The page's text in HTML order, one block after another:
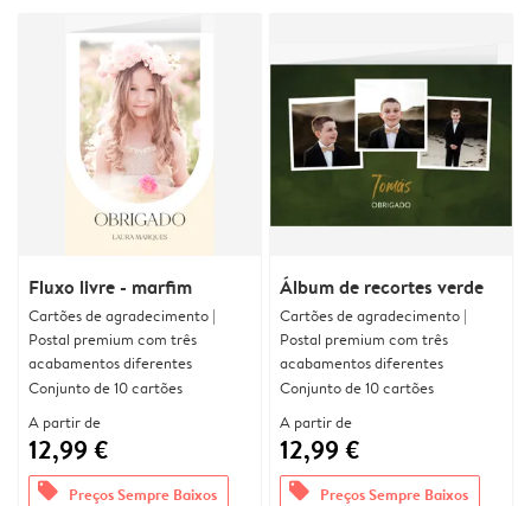
Fluxo livre - marfim
Cartões de agradecimento |
Postal premium com três
acabamentos diferentes
Conjunto de 10 cartões
A partir de
12,99 €
offers Preços Sempre Baixos
Álbum de recortes verde
Cartões de agradecimento |
Postal premium com três
acabamentos diferentes
Conjunto de 10 cartões
A partir de
12,99 €
offers Preços Sempre Baixos